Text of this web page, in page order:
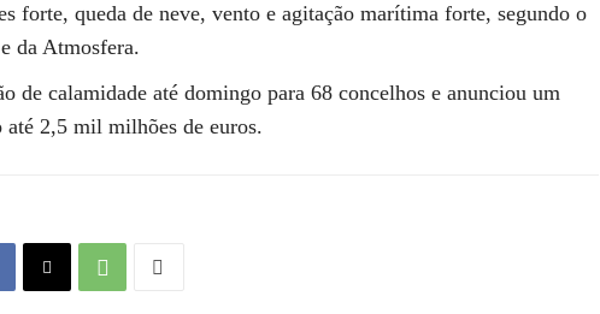
forte, queda de neve, vento e agitação marítima forte, segundo o
da Atmosfera.
de calamidade até domingo para 68 concelhos e anunciou um
até 2,5 mil milhões de euros.